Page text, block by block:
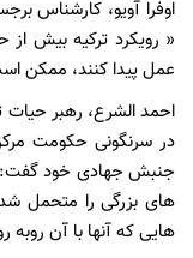
اوفرا آویو، کارشناس
« رویکرد ترکیه بیش
عمل پیدا کنند، ممکن
در سرنگونی حکومت
جنبش جهادی خود گفت:
های بزرگی را متحمل
هایی که آنها با آن روبه